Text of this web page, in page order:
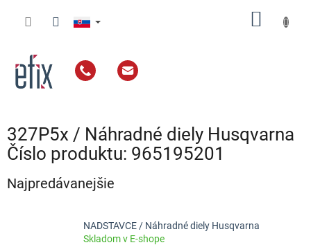
327P5x / Náhradné diely Husqvarna
Číslo produktu: 965195201
Najpredávanejšie
NADSTAVCE / Náhradné diely Husqvarna
Skladom v E-shope